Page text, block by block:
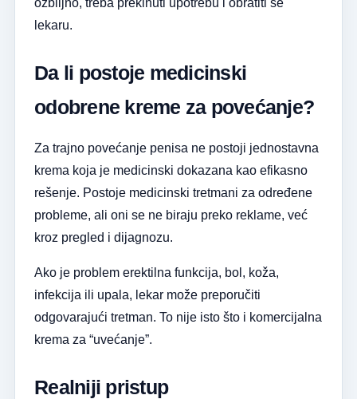
ozbiljno, treba prekinuti upotrebu i obratiti se
lekaru.
Da li postoje medicinski
odobrene kreme za povećanje?
Za trajno povećanje penisa ne postoji jednostavna
krema koja je medicinski dokazana kao efikasno
rešenje. Postoje medicinski tretmani za određene
probleme, ali oni se ne biraju preko reklame, već
kroz pregled i dijagnozu.
Ako je problem erektilna funkcija, bol, koža,
infekcija ili upala, lekar može preporučiti
odgovarajući tretman. To nije isto što i komercijalna
krema za “uvećanje”.
Realniji pristup